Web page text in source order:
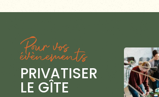
Pour vos
évènements
PRIVATISER
LE GÎTE